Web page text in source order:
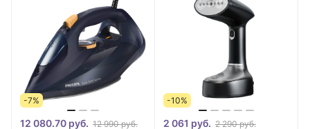
-7%
12 080.70 руб. 12 990 руб.
-10%
2 061 руб. 2 290 руб.